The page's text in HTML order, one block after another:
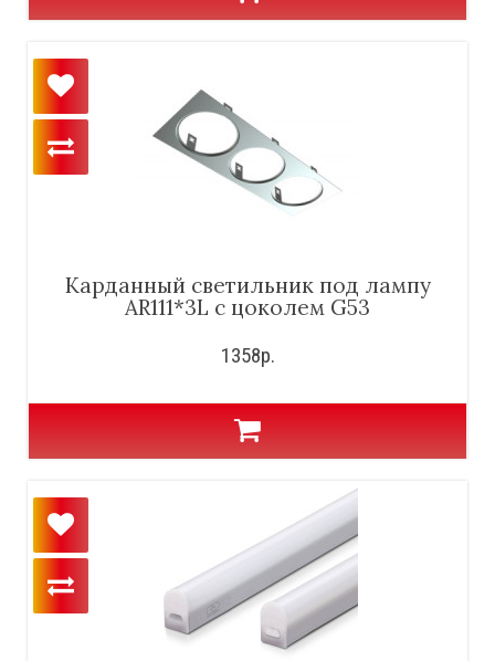
Карданный светильник под лампу
AR111*3L с цоколем G53
1358р.